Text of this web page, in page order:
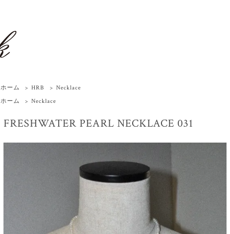
ホーム > HRB > Necklace
ホーム
> Necklace
FRESHWATER PEARL NECKLACE 031